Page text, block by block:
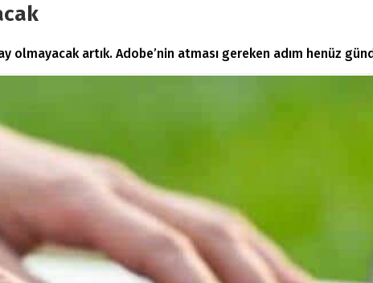
olmayacak artık. Adobe’nin atması gereken adım henüz